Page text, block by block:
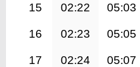
15 02:22 05:03
16 02:23 05:05
17 02:24 05:07